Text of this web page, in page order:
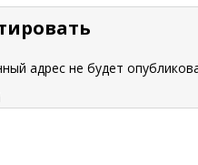
адрес не будет